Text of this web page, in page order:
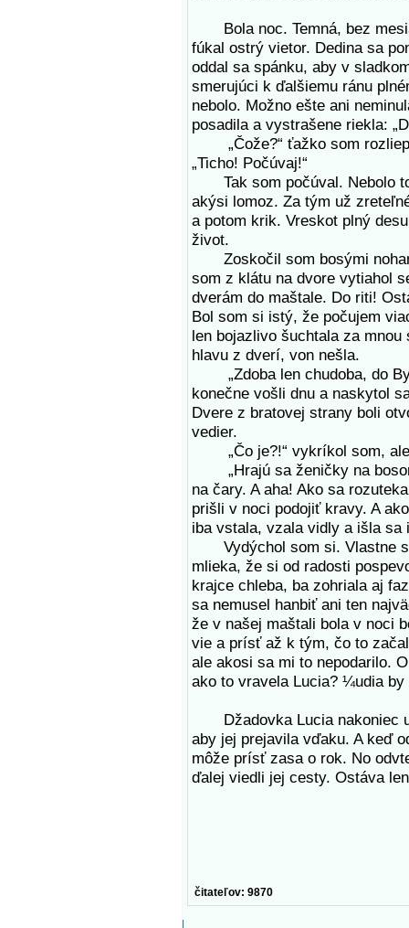
Bola noc. Temná, bez
fúkal ostrý vietor. Dedina sa
oddal sa spánku, aby v
smerujúci k ďalšiemu ránu
nebolo. Možno ešte ani
posadila a vystrašene riekla:
„Čože?“ ťažko som
„Ticho! Počúvaj!“
Tak som počúval. Nebolo to
akýsi lomoz. Za tým už
a potom krik. Vreskot plný
život.
Zoskočil som bosými
som z klátu na dvore vytiahol
dverám do maštale. Do riti!
Bol som si istý, že počujem
len bojazlivo šuchtala za
hlavu z dverí, von nešla.
„Zdoba len chudoba, do
konečne vošli dnu a naskytol
Dvere z bratovej strany boli
vedier.
„Čo je?!“ vykríkol som, ale
„Hrajú sa ženičky na
na čary. A aha! Ako sa
prišli v noci podojiť kravy. A
iba vstala, vzala vidly a išla sa
Vydýchol som si. Vlastne si
mlieka, že si od radosti
krajce chleba, ba zohriala aj
sa nemusel hanbiť ani ten
že v našej maštali bola v noci
vie a prísť až k tým, čo to
ale akosi sa mi to nepodarilo.
ako to vravela Lucia? ¼udia
Džadovka Lucia nakoniec u
aby jej prejavila vďaku. A keď
môže prísť zasa o rok. No
ďalej viedli jej cesty. Ostáva
čitateľov: 9870